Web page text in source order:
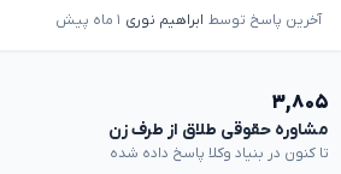
آخرین پاسخ توسط ابراهیم نوری ۱ ماه پیش
۳,۸۰۵
مشاوره حقوقی طلاق از طرف زن
تا کنون در بنیاد وکلا پاسخ داده شده